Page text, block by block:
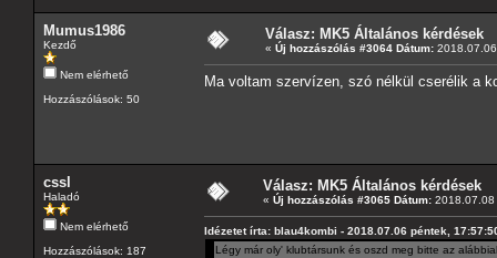
Mumus1986
Kezdő
Nem elérhető
Hozzászólások: 50
Válasz: MK5 Általános kérdések
« Új hozzászólás #3064 Dátum:
Ma voltam szervízen, szó nélkül cserélik a
cssl
Haladó
Nem elérhető
Hozzászólások: 187
Válasz: MK5 Általános kérdések
« Új hozzászólás #3065 Dátum:
Idézetet írta: blau4kombi - 2018.07.06 péntek,
Légy már oly' klubtársunk és oszd meg bitte az